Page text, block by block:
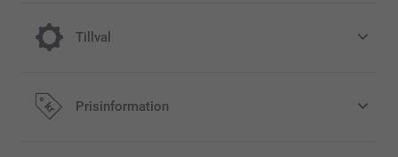
Tillval
Jula till din fotomugg
Prisinformation